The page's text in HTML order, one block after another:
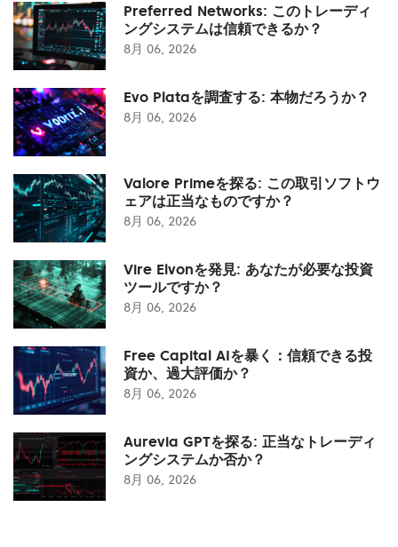
Preferred Networks: このトレーディ
ングシステムは信頼できるか？
8月 06, 2026
Evo Plataを調査する: 本物だろうか？
8月 06, 2026
Valore Primeを探る: この取引ソフトウ
ェアは正当なものですか？
8月 06, 2026
Vire Elvonを発見: あなたが必要な投資
ツールですか？
8月 06, 2026
Free Capital AIを暴く：信頼できる投
資か、過大評価か？
8月 06, 2026
Aurevia GPTを探る: 正当なトレーディ
ングシステムか否か？
8月 06, 2026